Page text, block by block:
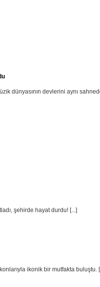
dünyasının devlerini aynı
şehirde hayat durdu! [...]
ikonik bir mutfakta buluştu.